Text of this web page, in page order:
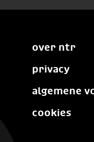
over ntr
privacy
algemene
cookies